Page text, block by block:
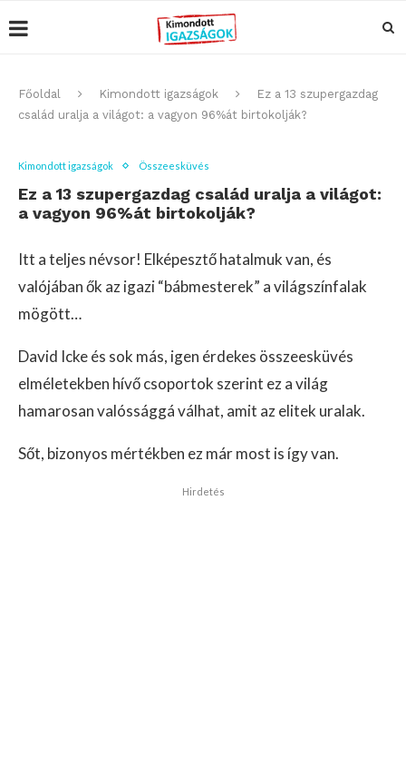
Főoldal Kimondott igazságok
Ez a 13 szupergazdag
család uralja a világot: a vagyon 96%át birtokolják?
Kimondott igazságok Összeesküvés
Ez a 13 szupergazdag család uralja a világot:
a vagyon 96%át birtokolják?
Itt a teljes névsor! Elképesztő hatalmuk van, és
valójában ők az igazi “bábmesterek” a világszínfalak
mögött…
David Icke és sok más, igen érdekes összeesküvés
elméletekben hívő csoportok szerint ez a világ
hamarosan valóssággá válhat, amit az elitek uralak.
Sőt, bizonyos mértékben ez már most is így van.
Hirdetés